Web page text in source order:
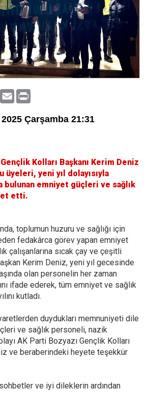
EmailPrint
2025 Çarşamba 21:31
Kolları Başkanı Kerim Deniz
yeni yıl dolayısıyla
bulunan emniyet güçleri ve sağlık
etti.
toplumun huzuru ve sağlığı için
fedakârca görev yapan emniyet
çalışanlarına sıcak çay ve çeşitli
Kerim Deniz, yeni yıl gecesinde
olan personelin her zaman
ifade ederek, tüm emniyet ve sağlık
kutladı.
duydukları memnuniyeti dile
ve sağlık personeli, nazik
AK Parti Bozyazı Gençlik Kolları
ve beraberindeki heyete teşekkür
ve iyi dileklerin ardından